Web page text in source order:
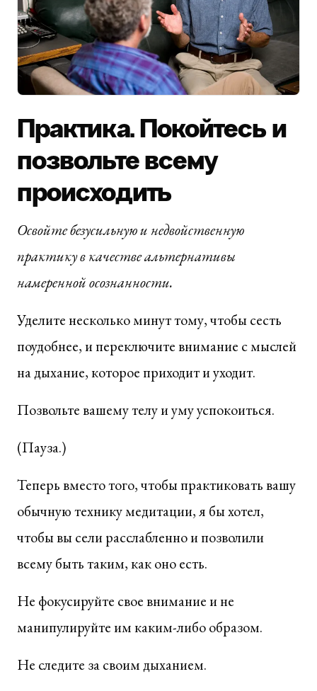
Практика. Покойтесь и
позвольте всему
происходить
Освойте безусильную и недвойственную
практику в качестве альтернативы
намеренной осознанности.
Уделите несколько минут тому, чтобы сесть
поудобнее, и переключите внимание с мыслей
на дыхание, которое приходит и уходит.
Позвольте вашему телу и уму успокоиться.
(Пауза.)
Теперь вместо того, чтобы практиковать вашу
обычную технику медитации, я бы хотел,
чтобы вы сели расслабленно и позволили
всему быть таким, как оно есть.
Не фокусируйте свое внимание и не
манипулируйте им каким-либо образом.
Не следите за своим дыханием.